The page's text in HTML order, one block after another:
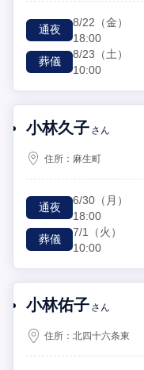
通夜
8/22 （金）
18:00
葬儀
8/23 （土）
10:00
小林久子 さん
住所： 麻生町
通夜
6/30 （月）
18:00
葬儀
7/1
（火）
10:00
小林佑子 さん
住所：北四十六条東